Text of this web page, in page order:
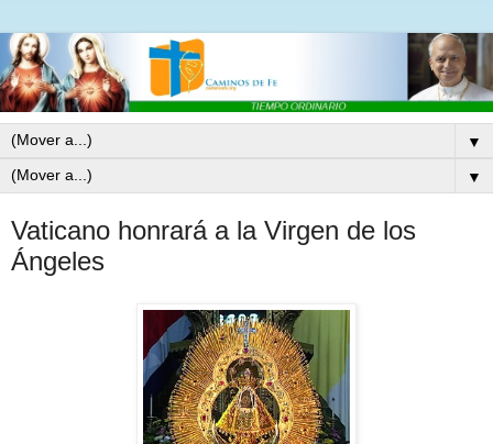
▼
▼
Vaticano honrará a la Virgen de los
Ángeles